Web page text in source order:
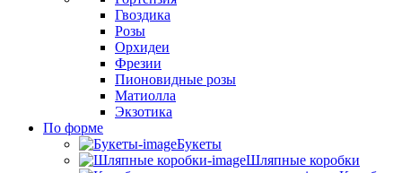
Гвоздика
Розы
Орхидеи
Фрезии
Пионовидные розы
Матиолла
Экзотика
По форме
Букеты
Шляпные коробки